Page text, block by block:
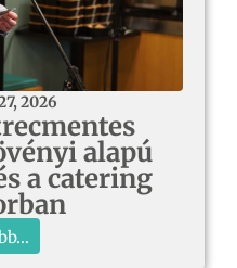
2026
alapú
a catering